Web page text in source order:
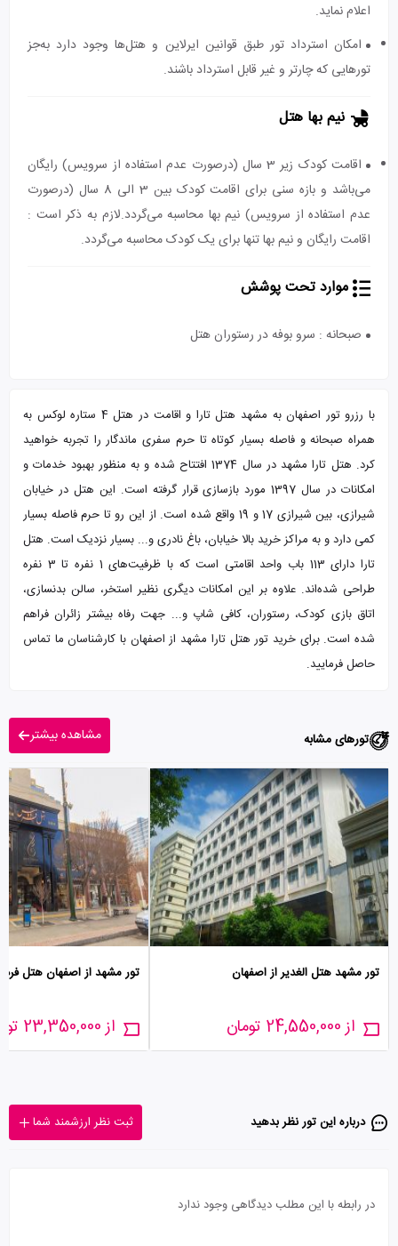
اعلام نماید.
امکان استرداد تور طبق قوانین ایرلاین و هتل‌ها وجود دارد به‌جز
تورهایی که چارتر و غیر قابل استرداد باشند.
نیم بها هتل
اقامت کودک زیر 3 سال (درصورت عدم استفاده از سرویس) رایگان
می‌باشد و بازه سنی برای اقامت کودک بین 3 الی 8 سال (درصورت
عدم استفاده از سرویس) نیم بها محاسبه می‌گردد.لازم به ذکر است :
اقامت رایگان و نیم بها تنها برای یک کودک محاسبه می‌گردد.
موارد تحت پوشش
صبحانه : سرو بوفه در رستوران هتل
با رزرو تور اصفهان به مشهد هتل تارا و اقامت در هتل 4 ستاره لوکس به
همراه صبحانه و فاصله بسیار کوتاه تا حرم سفری ماندگار را تجربه خواهید
کرد. هتل تارا مشهد در سال 1374 افتتاح شده و به منظور بهبود خدمات و
امکانات در سال 1397 مورد بازسازی قرار گرفته است. این هتل در خیابان
شیرازی، بین شیرازی 17 و 19 واقع شده است. از این رو تا حرم فاصله بسیار
کمی دارد و به مراکز خرید بالا خیابان، باغ نادری و... بسیار نزدیک است. هتل
تارا دارای 113 باب واحد اقامتی است که با ظرفیت‌های 1 نفره تا 3 نفره
طراحی شده‌اند. علاوه بر این امکانات دیگری نظیر استخر، سالن بدنسازی،
اتاق بازی کودک، رستوران، کافی شاپ و... جهت رفاه بیشتر زائران فراهم
شده است. برای خرید تور هتل تارا مشهد از اصفهان با کارشناسان ما تماس
حاصل فرمایید.
تورهای مشابه مشاهده بیشتر
تور مشهد هتل الغدیر از اصفهان
از 24,550,000 تومان
تور مشهد از اصفهان هتل
از 23,350,000 تومان
درباره این تور‌ نظر بدهید ثبت نظر ارزشمند شما
در رابطه با این مطلب دیدگاهی وجود ندارد